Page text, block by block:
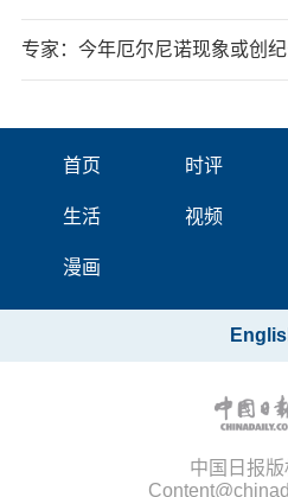
专家：今年厄尔尼诺现象或创
首页 时评
生活 视频
漫画
中国日报